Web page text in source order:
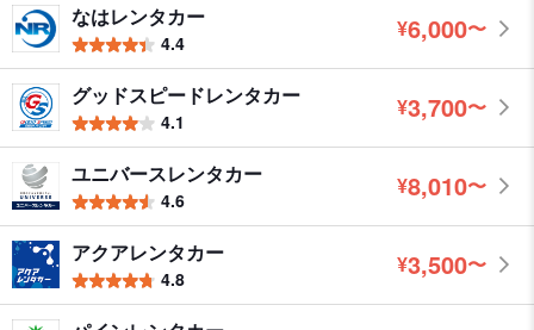
なはレンタカー
4.4
¥6,000 円
〜
グッドスピードレンタカー
4.1
¥3,700 円
〜
ユニバースレンタカー
4.6
¥8,010 円
〜
アクアレンタカー
4.8
¥3,500 円
〜